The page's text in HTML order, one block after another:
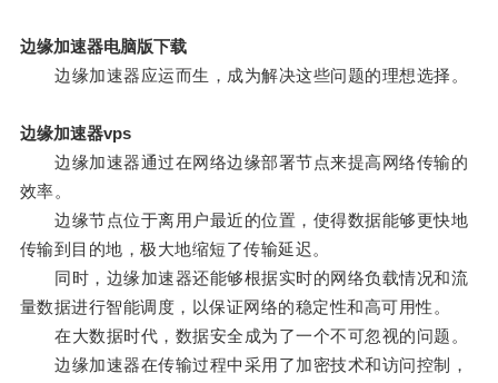
边缘加速器电脑版下载
边缘加速器应运而生，成为解决这些问题的理想选择。
边缘加速器vps
边缘加速器通过在网络边缘部署节点来提高网络传输的
效率。
边缘节点位于离用户最近的位置，使得数据能够更快地
传输到目的地，极大地缩短了传输延迟。
同时，边缘加速器还能够根据实时的网络负载情况和流
量数据进行智能调度，以保证网络的稳定性和高可用性。
在大数据时代，数据安全成为了一个不可忽视的问题。
边缘加速器在传输过程中采用了加密技术和访问控制，